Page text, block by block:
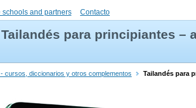
and partners Contacto
Tailandés para principiantes –
cursos, diccionarios y otros complementos Tailandés para